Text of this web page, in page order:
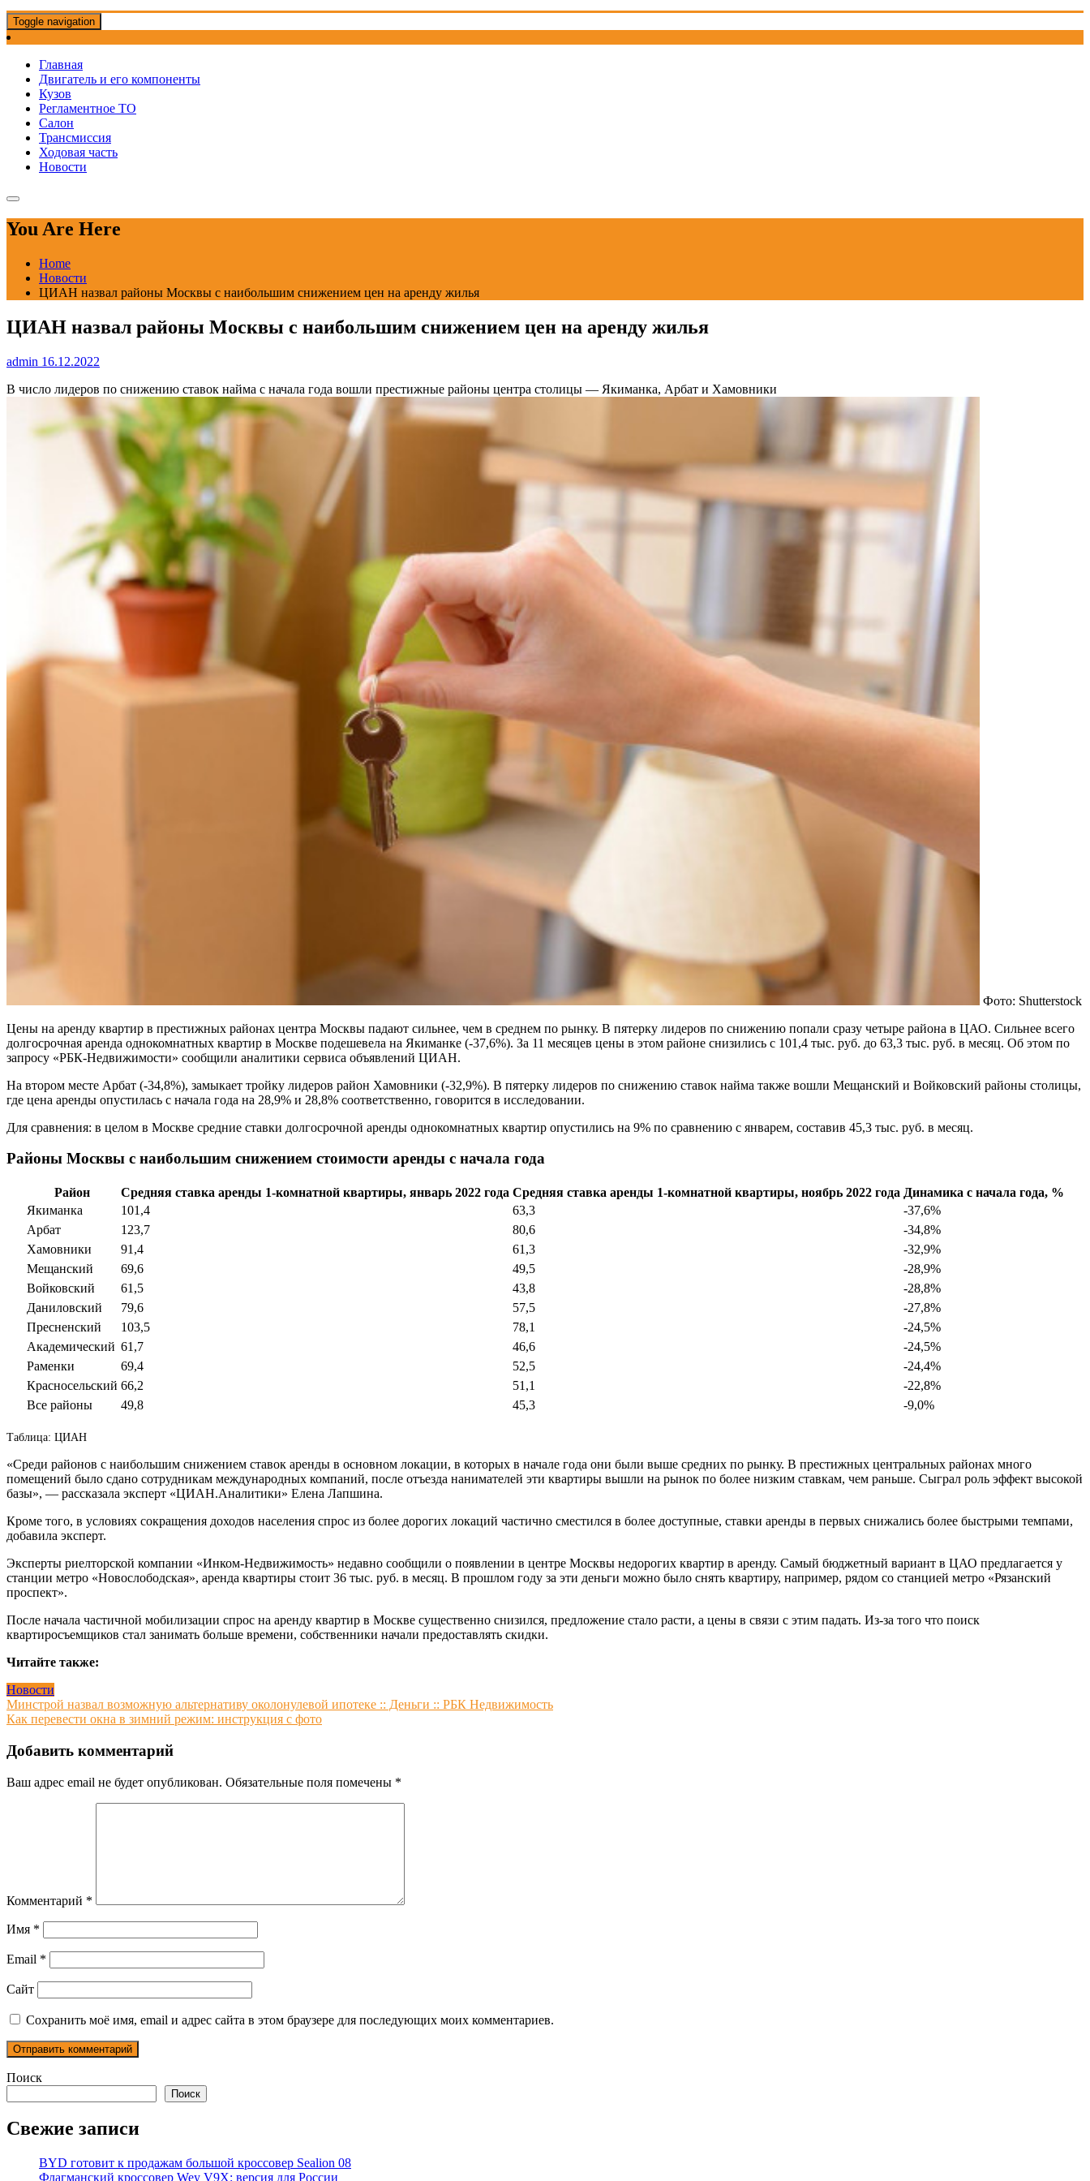
Toggle navigation
Главная
Двигатель и его компоненты
Кузов
Регламентное ТО
Салон
Трансмиссия
Ходовая часть
Новости
You Are Here
Home
Новости
ЦИАН назвал районы Москвы с наибольшим снижением цен на аренду жилья
ЦИАН назвал районы Москвы с наибольшим снижением цен на аренду жилья
admin 16.12.2022
В число лидеров по снижению ставок найма с начала года вошли престижные районы центра столицы — Якиманка, Арбат и Хамовники
Фото: Shutterstock
Цены на аренду квартир в престижных районах центра Москвы падают сильнее, чем в среднем по рынку. В пятерку лидеров по снижению попали сразу четыре района в ЦАО. Сильнее всего
долгосрочная аренда однокомнатных квартир в Москве подешевела на Якиманке (-37,6%). За 11 месяцев цены в этом районе снизились с 101,4 тыс. руб. до 63,3 тыс. руб. в месяц. Об этом по
запросу «РБК-Недвижимости» сообщили аналитики сервиса объявлений ЦИАН.
На втором месте Арбат (-34,8%), замыкает тройку лидеров район Хамовники (-32,9%). В пятерку лидеров по снижению ставок найма также вошли Мещанский и Войковский районы столицы,
где цена аренды опустилась с начала года на 28,9% и 28,8% соответственно, говорится в исследовании.
Для сравнения: в целом в Москве средние ставки долгосрочной аренды однокомнатных квартир опустились на 9% по сравнению с январем, составив 45,3 тыс. руб. в месяц.
Районы Москвы с наибольшим снижением стоимости аренды с начала года
Район Средняя ставка аренды 1-комнатной квартиры, январь 2022 года Средняя ставка аренды 1-комнатной квартиры, ноябрь 2022 года Динамика с начала года, %
Якиманка
101,4 63,3
-37,6%
Арбат
123,7 80,6
-34,8%
Хамовники
91,4 61,3
-32,9%
Мещанский
69,6 49,5
-28,9%
Войковский
61,5 43,8
-28,8%
Даниловский
79,6 57,5
-27,8%
Пресненский
103,5 78,1
-24,5%
Академический 61,7 46,6
-24,5%
Раменки
69,4 52,5
-24,4%
Красносельский 66,2 51,1
-22,8%
Все районы
49,8 45,3 -9,0%
Таблица: ЦИАН
«Среди районов с наибольшим снижением ставок аренды в основном локации, в которых в начале года они были выше средних по рынку. В престижных центральных районах много
помещений было сдано сотрудникам международных компаний, после отъезда нанимателей эти квартиры вышли на рынок по более низким ставкам, чем раньше. Сыграл роль эффект высокой
базы», — рассказала эксперт «ЦИАН.Аналитики» Елена Лапшина.
Кроме того, в условиях сокращения доходов населения спрос из более дорогих локаций частично сместился в более доступные, ставки аренды в первых снижались более быстрыми темпами,
добавила эксперт.
Эксперты риелторской компании «Инком-Недвижимость» недавно сообщили о появлении в центре Москвы недорогих квартир в аренду. Самый бюджетный вариант в ЦАО предлагается у
станции метро «Новослободская», аренда квартиры стоит 36 тыс. руб. в месяц. В прошлом году за эти деньги можно было снять квартиру, например, рядом со станцией метро «Рязанский
проспект».
После начала частичной мобилизации спрос на аренду квартир в Москве существенно снизился, предложение стало расти, а цены в связи с этим падать. Из-за того что поиск
квартиросъемщиков стал занимать больше времени, собственники начали предоставлять скидки.
Читайте также:
Новости
Навигация
по
записям
Минстрой назвал возможную альтернативу околонулевой ипотеке :: Деньги :: РБК Недвижимость
Как перевести окна в зимний режим: инструкция с фото
Добавить комментарий
Ваш адрес email не будет опубликован. Обязательные поля помечены *
Комментарий *
Имя *
Email *
Сайт
Сохранить моё имя, email и адрес сайта в этом браузере для последующих моих комментариев.
Поиск
Поиск
Свежие записи
BYD готовит к продажам большой кроссовер Sealion 08
Флагманский кроссовер Wey V9X: версия для России